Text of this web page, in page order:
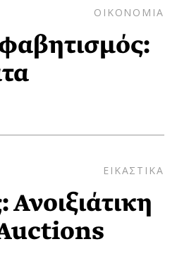
ΟΙΚΟΝΟΜΙΑ
ΕΙΚΑΣΤΙΚΑ